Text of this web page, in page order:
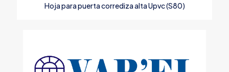
Hoja para puerta corrediza alta Upvc (S80)